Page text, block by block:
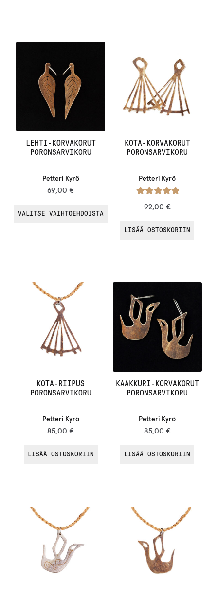
LEHTI-KORVAKORUT
PORONSARVIKORU
Petteri Kyrö
69,00€
VALITSE VAIHTOEHDOISTA
KOTA-KORVAKORUT
PORONSARVIKORU
Petteri Kyrö
5.00/ 5
92,00 €
LISÄÄ OSTOSKORIIN
KOTA-RIIPUS
PORONSARVIKORU
Petteri Kyrö
85,00€
LISÄÄ OSTOSKORIIN
KAAKKURI-KORVAKORUT
PORONSARVIKORU
Petteri Kyrö
85,00 €
LISÄÄ OSTOSKORIIN